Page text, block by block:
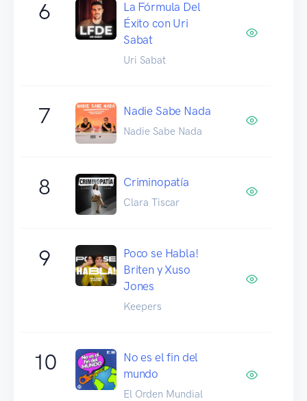
6
La Fórmula Del
Éxito con Uri
Sabat
Uri Sabat
7 Nadie Sabe Nada
Nadie Sabe Nada
8 Criminopatía
Clara Tiscar
9
Poco se Habla!
Briten y Xuso
Jones
Keepers
10
No es el fin del
mundo
El Orden Mundial